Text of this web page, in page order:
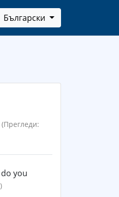
Български
(Прегледи:
you